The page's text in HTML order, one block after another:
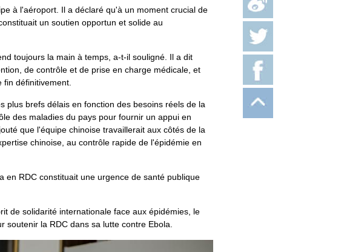
à l'aéroport. Il a déclaré qu'à un moment crucial de
un soutien opportun et solide au
toujours la main à temps, a-t-il souligné. Il a dit
de contrôle et de prise en charge médicale, et
fin définitivement.
plus brefs délais en fonction des besoins réels de la
des maladies du pays pour fournir un appui en
que l'équipe chinoise travaillerait aux côtés de la
chinoise, au contrôle rapide de l'épidémie en
en RDC constituait une urgence de santé publique
de solidarité internationale face aux épidémies, le
soutenir la RDC dans sa lutte contre Ebola.